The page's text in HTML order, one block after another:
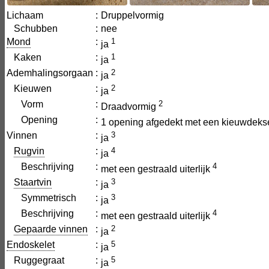
Lichaam : Druppelvormig
Schubben
: nee
Mond
: ja 1
Kaken : ja 1
Ademhalingsorgaan : ja 2
Kieuwen : ja 2
Vorm : Draadvormig 2
Opening : 1 opening afgedekt met een
Vinnen
: ja 3
Rugvin : ja 4
Beschrijving : met een gestraald uiterlijk 4
Staartvin : ja 3
Symmetrisch : ja 3
Beschrijving : met een gestraald uiterlijk 4
Gepaarde vinnen : ja 2
Endoskelet : ja 5
Ruggegraat : ja 5